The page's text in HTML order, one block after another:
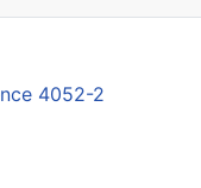
4052-2